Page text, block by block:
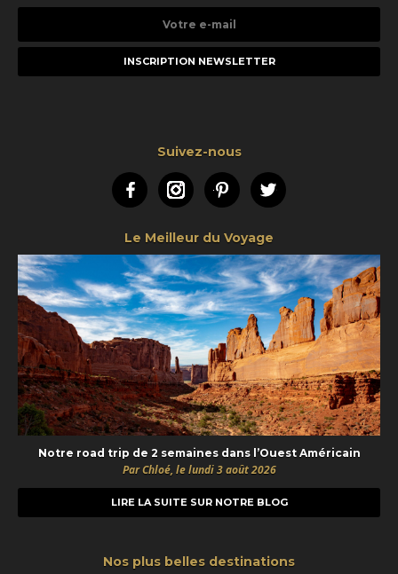
e-
Suivez-nous
FacebookInstagramPinterestTwitter
Le Meilleur du Voyage
Notre road trip de 2 semaines dans l’Ouest Américain
Par Chloé, le lundi 3 août 2026
LIRE LA SUITE SUR NOTRE BLOG
Nos plus belles destinations